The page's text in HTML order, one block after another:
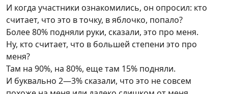
И когда участники ознакомились, он опросил: кто
считает, что это в точку, в яблочко, попало?
Более 80% подняли руки, сказали, это про меня.
Ну, кто считает, что в большей степени это про
меня?
Там на 90%, на 80%, еще там 15% подняли.
И буквально 2—3% сказали, что это не совсем